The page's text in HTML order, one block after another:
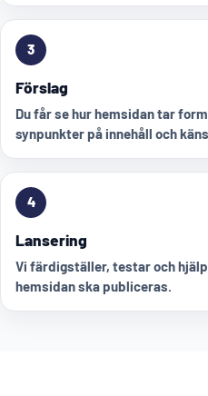
3
Förslag
Du får se hur hemsidan tar
synpunkter på innehåll och
4
Lansering
Vi färdigställer, testar och
hemsidan ska publiceras.